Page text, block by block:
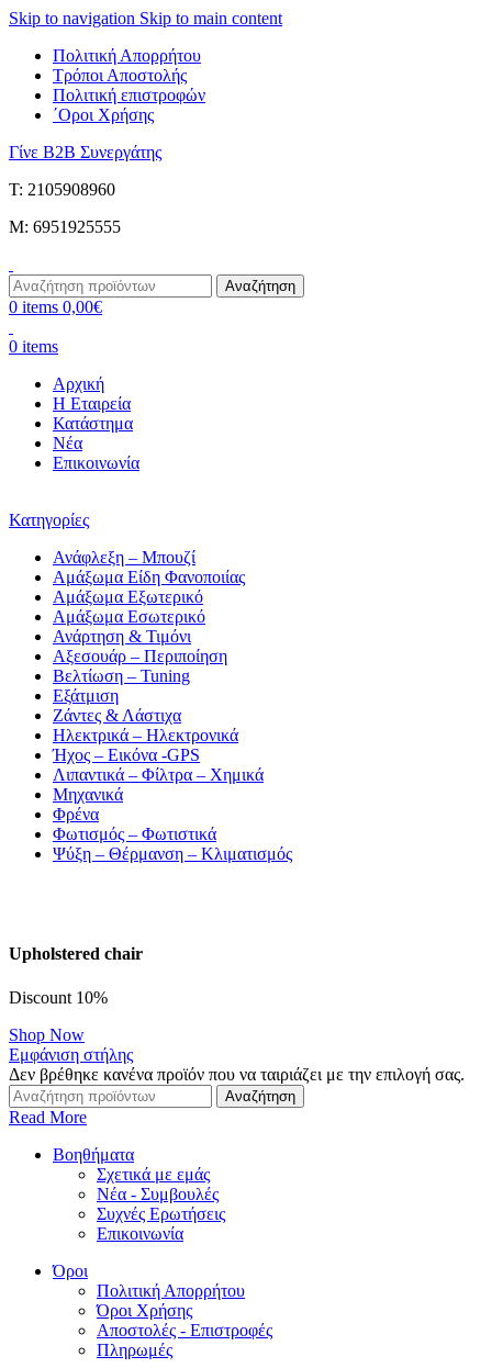
Skip to navigation Skip to main content
Πολιτική Απορρήτου
Τρόποι Αποστολής
Πολιτική επιστροφών
΄Οροι Χρήσης
Γίνε B2B Συνεργάτης
Τ: 2105908960
M: 6951925555
Αναζήτηση
0 items 0,00€
0 items
Αρχική
Η Εταιρεία
Κατάστημα
Νέα
Επικοινωνία
Κατηγορίες
Ανάφλεξη – Μπουζί
Αμάξωμα Είδη Φανοποιίας
Αμάξωμα Εξωτερικό
Αμάξωμα Εσωτερικό
Ανάρτηση & Τιμόνι
Αξεσουάρ – Περιποίηση
Βελτίωση – Tuning
Εξάτμιση
Ζάντες & Λάστιχα
Ηλεκτρικά – Ηλεκτρονικά
Ήχος – Εικόνα -GPS
Λιπαντικά – Φίλτρα – Χημικά
Μηχανικά
Φρένα
Φωτισμός – Φωτιστικά
Ψύξη – Θέρμανση – Κλιματισμός
Upholstered chair
Discount 10%
Shop Now
Εμφάνιση στήλης
Δεν βρέθηκε κανένα προϊόν που να ταιριάζει με την επιλογή σας.
Αναζήτηση
Read More
Βοηθήματα
Σχετικά με εμάς
Νέα - Συμβουλές
Συχνές Ερωτήσεις
Επικοινωνία
Όροι
Πολιτική Απορρήτου
Όροι Χρήσης
Αποστολές - Επιστροφές
Πληρωμές